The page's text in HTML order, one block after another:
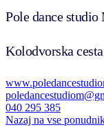
Pole dance studio
Kolodvorska
040 295 385
Nazaj na vse